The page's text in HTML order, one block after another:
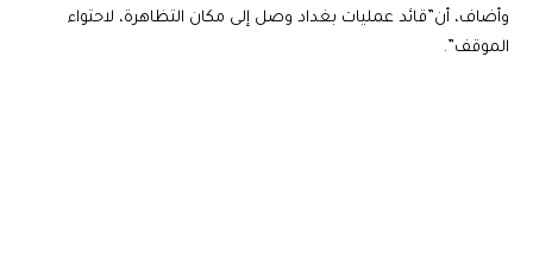
وأضاف، أن”قائد عمليات بغداد وصل إلى مكان التظاهرة، لاحتواء
الموقف”.